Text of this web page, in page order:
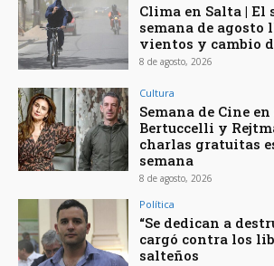
Clima en Salta | El
semana de agosto
vientos y cambio
8 de agosto, 2026
Cultura
Semana de Cine en
Bertuccelli y
charlas gratuitas
semana
8 de agosto, 2026
Política
“Se dedican a
cargó contra los
salteños